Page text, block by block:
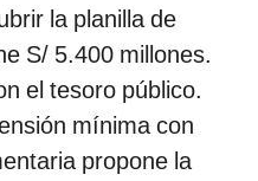
la planilla de
S/ 5.400 millones.
el tesoro público.
mínima con
propone la